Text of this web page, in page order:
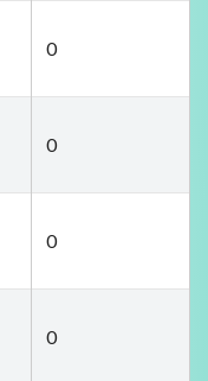
0
0
0
0